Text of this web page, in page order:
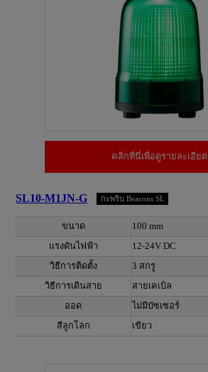
คลิกที่นี่เพื่อดูรายละเอียด
SL10-M1JN-G กะพริบ Beacons SL
ขนาด
100 mm
แรงดันไฟฟ้า
12-24V DC
วิธีการติดตั้ง
3 สกรู
วิธีการเดินสาย
สายเคเบิล
ออด
ไม่มีบัซเซอร์
สีลูกโลก
เขียว